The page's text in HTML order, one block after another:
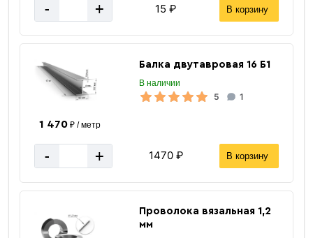
- + 15 ₽ В корзину
Балка двутавровая 16 Б1
В наличии
5 1
1 470₽ / метр
- + 1470 ₽ В корзину
Проволока вязальная 1,2
мм
Высота / Длина 2x6 м
Толщина 4 мм
Стандарт